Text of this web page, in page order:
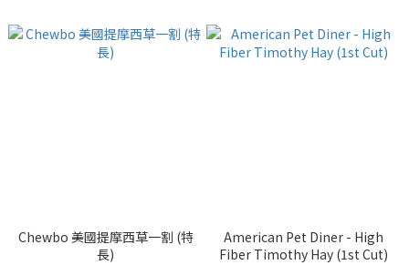
Chewbo 美國提摩西草一割 (特
長)
American Pet Diner - High
Fiber Timothy Hay (1st Cut)